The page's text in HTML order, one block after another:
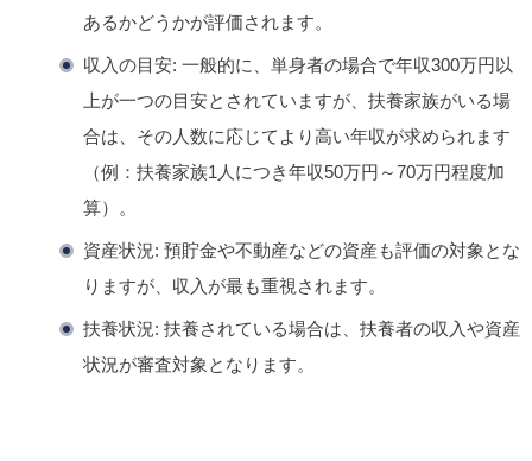
あるかどうかが評価されます。
収入の目安: 一般的に、 単身者の場合で年収300万円以
上が一つの目安とされていますが、扶養家族がいる場
合は、その人数に応じてより高い年収が求められます
（例：扶養家族1人につき年収50万円～70万円程度加
算）。
資産状況: 預貯金や不動産などの資産も評価の対象とな
りますが、収入が最も重視されます。
扶養状況: 扶養されている場合は、扶養者の収入や資産
状況が審査対象となります。